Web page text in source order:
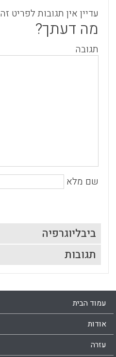
עדיין אין תגובות לפריט זה
מה דעתך?
תגובה
שם מלא
ביבליוגרפיה
תגובות
עמוד הבית
אודות
עזרה